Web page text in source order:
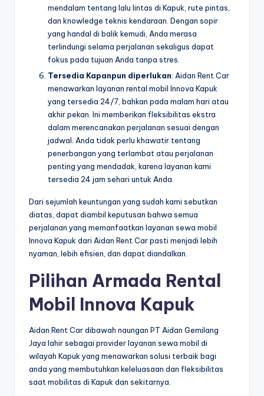
mendalam tentang lalu lintas di Kapuk, rute pintas,
dan knowledge teknis kendaraan. Dengan sopir
yang handal di balik kemudi, Anda merasa
terlindungi selama perjalanan sekaligus dapat
fokus pada tujuan Anda tanpa stres.
Tersedia Kapanpun diperlukan: Aidan Rent Car
menawarkan layanan rental mobil Innova Kapuk
yang tersedia 24/7, bahkan pada malam hari atau
akhir pekan. Ini memberikan fleksibilitas ekstra
dalam merencanakan perjalanan sesuai dengan
jadwal. Anda tidak perlu khawatir tentang
penerbangan yang terlambat atau perjalanan
penting yang mendadak, karena layanan kami
tersedia 24 jam sehari untuk Anda.
Dari sejumlah keuntungan yang sudah kami sebutkan
diatas, dapat diambil keputusan bahwa semua
perjalanan yang memanfaatkan layanan sewa mobil
Innova Kapuk dari Aidan Rent Car pasti menjadi lebih
nyaman, lebih efisien, dan dapat diandalkan.
Pilihan Armada Rental
Mobil Innova Kapuk
Aidan Rent Car dibawah naungan PT Aidan Gemilang
Jaya lahir sebagai provider layanan sewa mobil di
wilayah Kapuk yang menawarkan solusi terbaik bagi
anda yang membutuhkan keleluasaan dan fleksibilitas
saat mobilitas di Kapuk dan sekitarnya.